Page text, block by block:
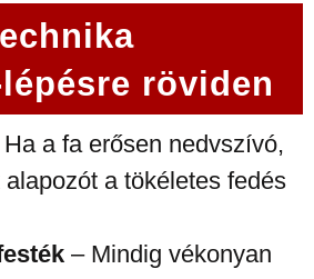
röviden
a fa erősen nedvszívó,
a tökéletes fedés
– Mindig vékonyan